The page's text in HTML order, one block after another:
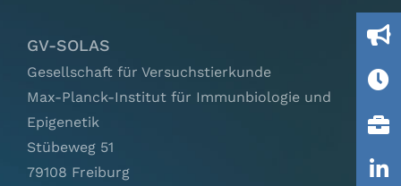
IGTP
Links
GV-SOLAS
Gesellschaft für Versuchstierkunde
Max-Planck-Institut für Immunbiologie und
Epigenetik
Stübeweg 51
79108 Freiburg